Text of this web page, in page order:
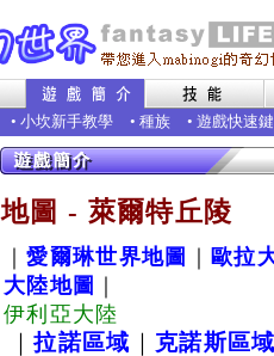
• 小坎新手教學 • 種族 • 遊戲快速鍵
地圖 - 萊爾特丘陵
｜愛爾琳世界地圖
歐拉
大陸地圖
伊利亞大陸
｜拉諾區域
克諾斯區